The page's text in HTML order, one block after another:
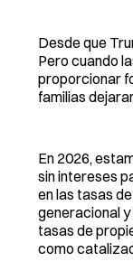
Desde que
Pero cuando
proporcionar
familias
En 2026,
sin intereses
en las tasas
generacional
tasas de
como